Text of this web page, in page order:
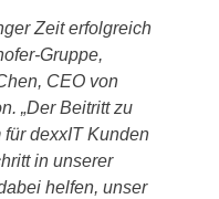
Zeit erfolgreich
Gruppe,
CEO von
„Der Beitritt zu
dexxIT Kunden
in unserer
helfen, unser